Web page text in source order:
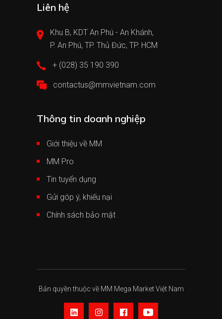
Liên hệ
Khu B, KDT An Phú - An Khánh,
P. An Phú, TP. Thủ Đức, TP. HCM
+ (028) 35 190 390
contactus@mmvietnam.com
Thông tin doanh nghiệp
Giới thiệu về MM
MM Pro
Tin tuyển dụng
Gửi góp ý, khiếu nại
Chính sách bảo mật
Bản quyền thuộc về MM Mega Market Việt Nam